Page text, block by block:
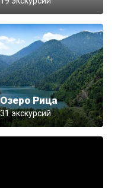
Озеро Рица
31 экскурсий